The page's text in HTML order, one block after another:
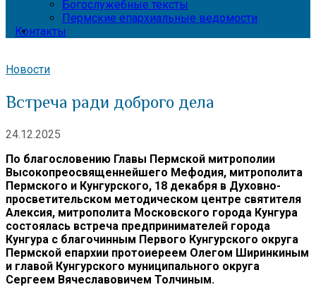
Богослужебные тексты
Пермские епархиальные ведомости
Контакты
Новости
Встреча ради доброго дела
24.12.2025
По благословению Главы Пермской митрополии
Высокопреосвященнейшего Мефодия, митрополита
Пермского и Кунгурского, 18 декабря в Духовно-
просветительском методическом центре святителя
Алексия, митрополита Московского города Кунгура
состоялась встреча предпринимателей города
Кунгура с благочинным Первого Кунгурского округа
Пермской епархии протоиереем Олегом Ширинкиным
и главой Кунгурского муниципального округа
Сергеем Вячеславовичем Толчиным.